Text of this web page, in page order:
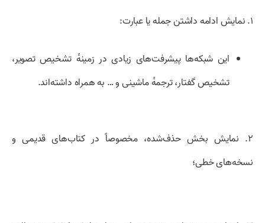
۱. نمایش ادامه داشتن جمله یا عبارت:
این شبکه‌ها پیشرفت‌های زیادی در زمینهٔ تشخیص تصویر،
تشخیص گفتار، ترجمهٔ ماشینی و … به همراه داشته‌اند.
۲. نمایش بخش حذف‌شده، مخصوصاً در کتاب‌های قدیمی و
نسخه‌های خطی؛